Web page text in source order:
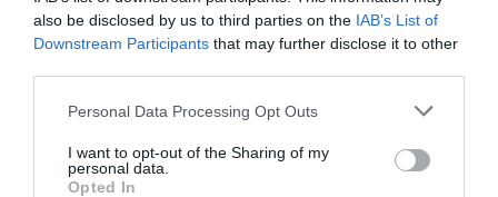
also be disclosed by us to third parties on the IAB’s List of
Downstream Participants that may further disclose it to other
Personal Data Processing Opt Outs
I want to opt-out of the Sharing of my
personal data.
Opted In
Aumentar los esfuerzos
Jon Moeller, presidente y director general de
reconoció que hay que seguir empleando